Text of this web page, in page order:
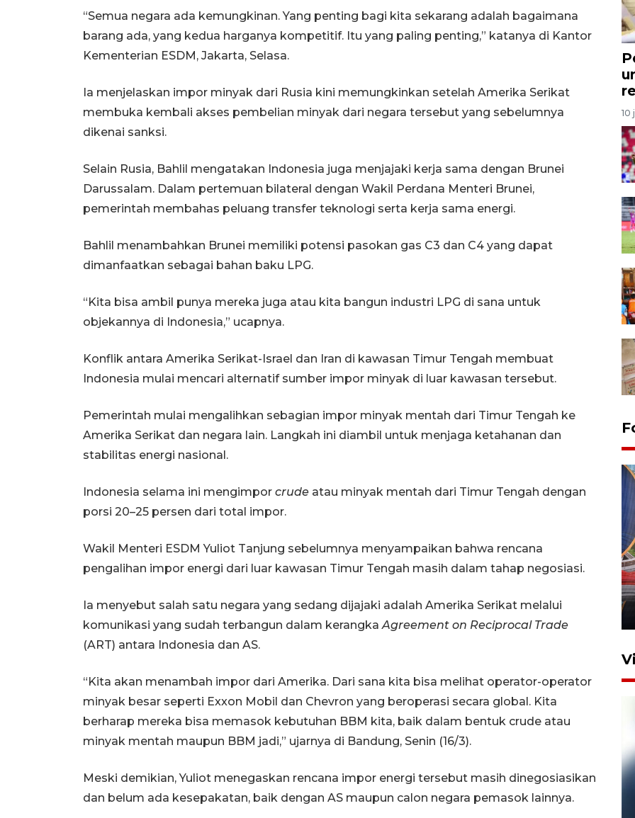
“Semua negara ada kemungkinan. Yang penting bagi kita sekarang adalah bagaimana
barang ada, yang kedua harganya kompetitif. Itu yang paling penting,” katanya di Kantor
Kementerian ESDM, Jakarta, Selasa.
Ia menjelaskan impor minyak dari Rusia kini memungkinkan setelah Amerika Serikat
membuka kembali akses pembelian minyak dari negara tersebut yang sebelumnya
dikenai sanksi.
Selain Rusia, Bahlil mengatakan Indonesia juga menjajaki kerja sama dengan Brunei
Darussalam. Dalam pertemuan bilateral dengan Wakil Perdana Menteri Brunei,
pemerintah membahas peluang transfer teknologi serta kerja sama energi.
Bahlil menambahkan Brunei memiliki potensi pasokan gas C3 dan C4 yang dapat
dimanfaatkan sebagai bahan baku LPG.
“Kita bisa ambil punya mereka juga atau kita bangun industri LPG di sana untuk
objekannya di Indonesia,” ucapnya.
Konflik antara Amerika Serikat-Israel dan Iran di kawasan Timur Tengah membuat
Indonesia mulai mencari alternatif sumber impor minyak di luar kawasan tersebut.
Pemerintah mulai mengalihkan sebagian impor minyak mentah dari Timur Tengah ke
Amerika Serikat dan negara lain. Langkah ini diambil untuk menjaga ketahanan dan
stabilitas energi nasional.
Indonesia selama ini mengimpor crude atau minyak mentah dari Timur Tengah dengan
porsi 20–25 persen dari total impor.
Wakil Menteri ESDM Yuliot Tanjung sebelumnya menyampaikan bahwa rencana
pengalihan impor energi dari luar kawasan Timur Tengah masih dalam tahap negosiasi.
Ia menyebut salah satu negara yang sedang dijajaki adalah Amerika Serikat melalui
komunikasi yang sudah terbangun dalam kerangka Agreement on Reciprocal Trade
(ART) antara Indonesia dan AS.
“Kita akan menambah impor dari Amerika. Dari sana kita bisa melihat operator-operator
minyak besar seperti Exxon Mobil dan Chevron yang beroperasi secara global. Kita
berharap mereka bisa memasok kebutuhan BBM kita, baik dalam bentuk crude atau
minyak mentah maupun BBM jadi,” ujarnya di Bandung, Senin (16/3).
Meski demikian, Yuliot menegaskan rencana impor energi tersebut masih dinegosiasikan
dan belum ada kesepakatan, baik dengan AS maupun calon negara pemasok lainnya.
10
Komisi V DPR tinjau
perlintasan sebidang di
12 Juni 2026 18:49
Pelanggan Filaha Farm setia